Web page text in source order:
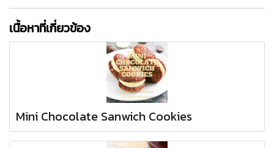
เนื้อหาที่เกี่ยวข้อง
Mini Chocolate Sanwich Cookies